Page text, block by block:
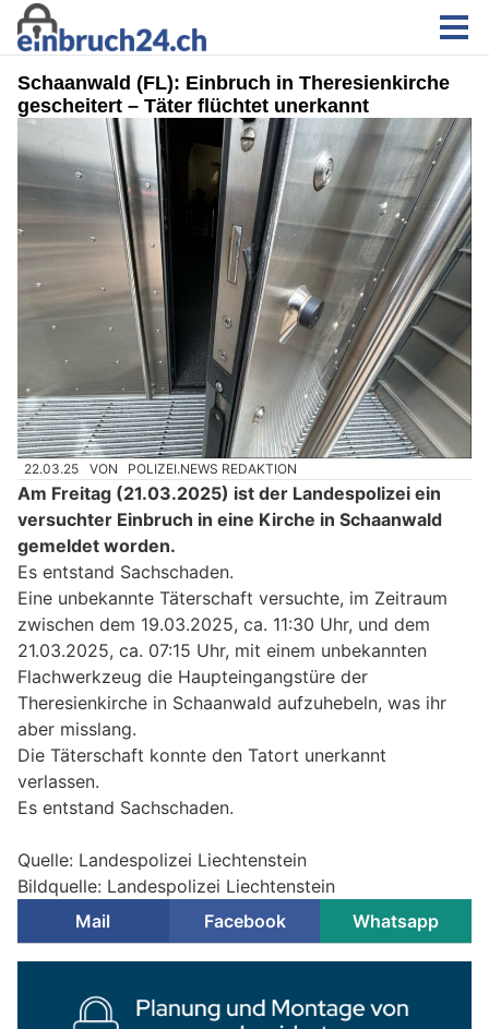
Schaanwald (FL): Einbruch in Theresienkirche
gescheitert – Täter flüchtet unerkannt
22.03.25 VON POLIZEI.NEWS REDAKTION
Am Freitag (21.03.2025) ist der Landespolizei ein
versuchter Einbruch in eine Kirche in Schaanwald
gemeldet worden.
Es entstand Sachschaden.
Eine unbekannte Täterschaft versuchte, im Zeitraum
zwischen dem 19.03.2025, ca. 11:30 Uhr, und dem
21.03.2025, ca. 07:15 Uhr, mit einem unbekannten
Flachwerkzeug die Haupteingangstüre der
Theresienkirche in Schaanwald aufzuhebeln, was ihr
aber misslang.
Die Täterschaft konnte den Tatort unerkannt
verlassen.
Es entstand Sachschaden.
Quelle: Landespolizei Liechtenstein
Bildquelle: Landespolizei Liechtenstein
Mail
Facebook Whatsapp